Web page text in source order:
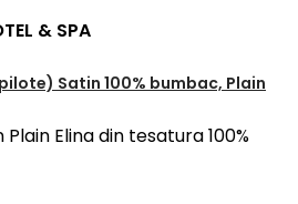
& SPA
Satin 100% bumbac, Plain
Elina din tesatura 100%